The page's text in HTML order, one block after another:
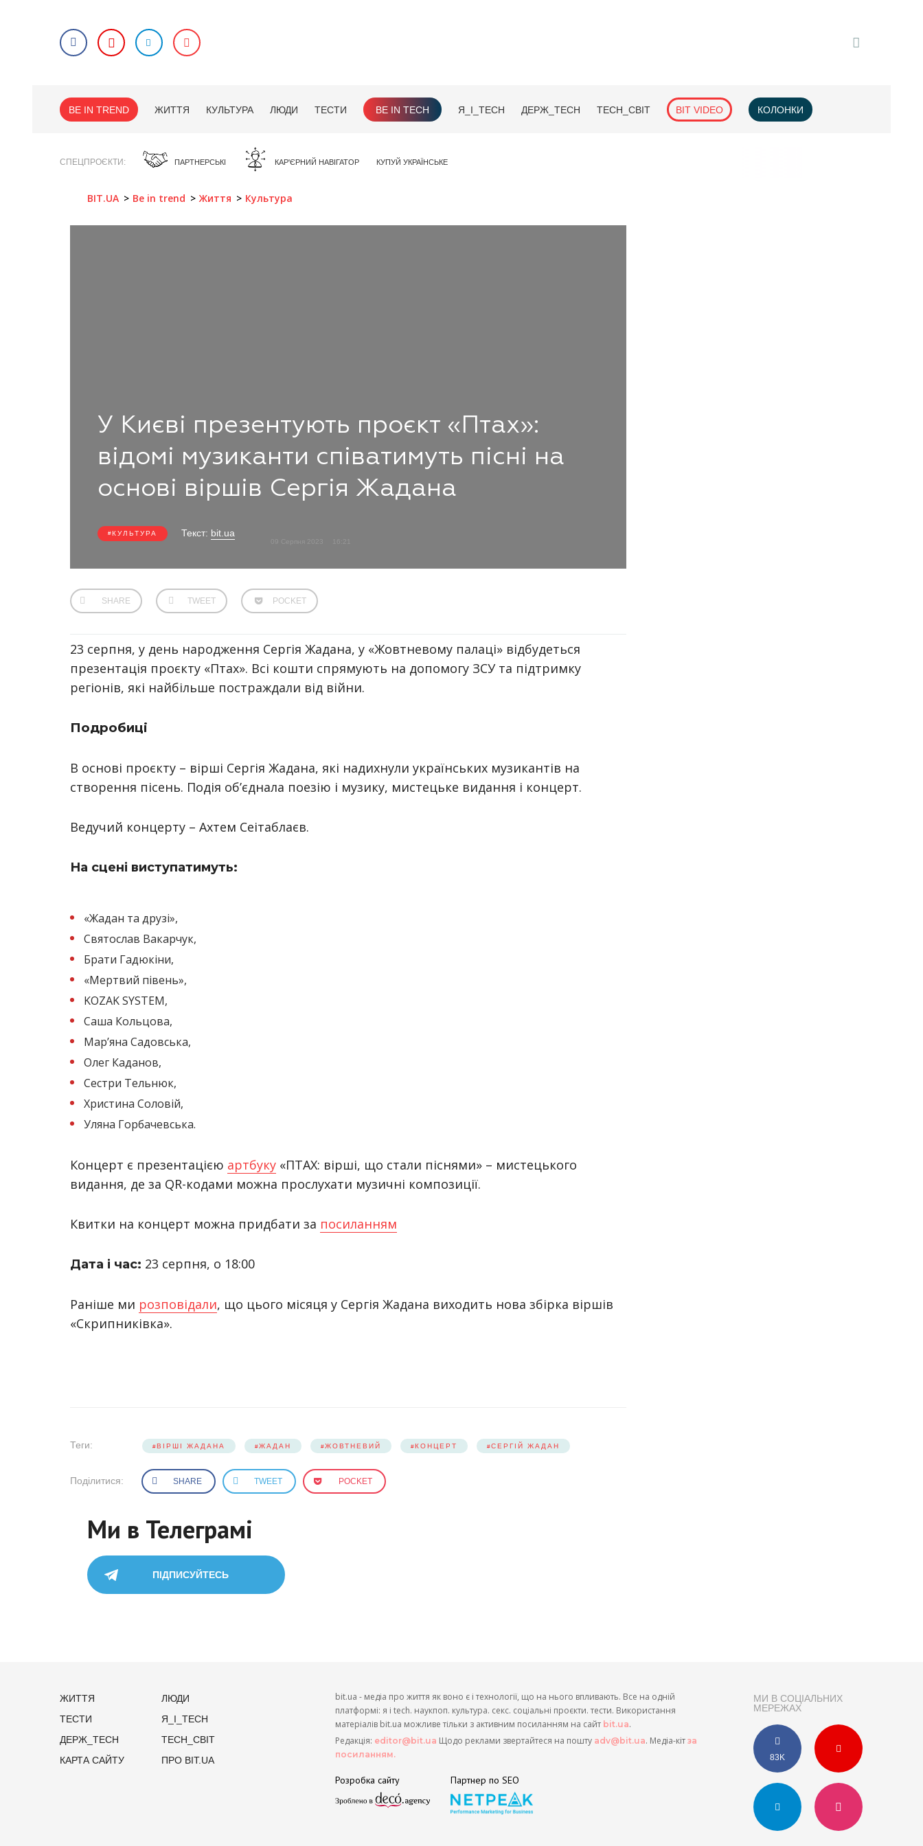
BE IN TREND ЖИТТЯ КУЛЬТУРА ЛЮДИ ТЕСТИ BE IN TECH Я_І_TECH ДЕРЖ_TECH TECH_СВІТ BIT VIDEO КОЛОНКИ
СПЕЦПРОЄКТИ ПАРТНЕРСЬКІ КАР'ЄРНИЙ НАВІГАТОР КУПУЙ УКРАЇНСЬКЕ
BIT.UA Be in trend Життя Культура
У Києві презентують проєкт «Птах»:
відомі музиканти співатимуть пісні на
основі віршів Сергія Жадана
КУЛЬТУРА Текст: bit.ua
09 Серпня 2023
SHARE TWEET POCKET
23 серпня, у день народження Сергія Жадана, у «Жовтневому палаці» відбудеться
презентація проєкту «Птах». Всі кошти спрямують на допомогу ЗСУ та підтримку
регіонів, які найбільше постраждали від війни.
Подробиці
В основі проєкту – вірші Сергія Жадана, які надихнули українських музикантів на
створення пісень. Подія об’єднала поезію і музику, мистецьке видання і концерт.
Ведучий концерту – Ахтем Сеітаблаєв.
На сцені виступатимуть:
«Жадан та друзі»,
Святослав Вакарчук,
Брати Гадюкіни,
«Мертвий півень»,
KOZAK SYSTEM,
Саша Кольцова,
Мар’яна Садовська,
Олег Каданов,
Сестри Тельнюк,
Христина Соловій,
Уляна Горбачевська.
Концерт є презентацією артбуку «ПТАХ: вірші, що стали піснями» – мистецького
видання, де за QR-кодами можна прослухати музичні композиції.
Квитки на концерт можна придбати за посиланням
Дата і час: 23 серпня, о 18:00
Раніше ми розповідали, що цього місяця у Сергія Жадана виходить нова збірка віршів
«Скрипниківка».
Теги: ВІРШІ ЖАДАНА ЖАДАН ЖОВТНЕВИЙ КОНЦЕРТ СЕРГІЙ ЖАДАН
Поділитися: SHARE TWEET POCKET
Ми в Телеграмі
ПІДПИСУЙТЕСЬ
ЖИТТЯ
ЛЮДИ
ТЕСТИ
Я_І_TECH
ДЕРЖ_TECH
TECH_СВІТ
КАРТА САЙТУ
ПРО BIT.UA
МИ В СОЦІАЛЬНИХ
МЕРЕЖАХ
83K
bit.ua - медіа про життя як воно є і технології, що на нього впливають. Все на одній
платформі: я і tech. наукпоп. культура. секс. соціальні проєкти. тести. Використання
матеріалів bit.ua можливе тільки з активним посиланням на сайт bit.ua.
Редакція: editor@bit.ua Щодо реклами звертайтеся на пошту adv@bit.ua. Медіа-кіт за
посиланням.
Розробка сайту Партнер по SEO